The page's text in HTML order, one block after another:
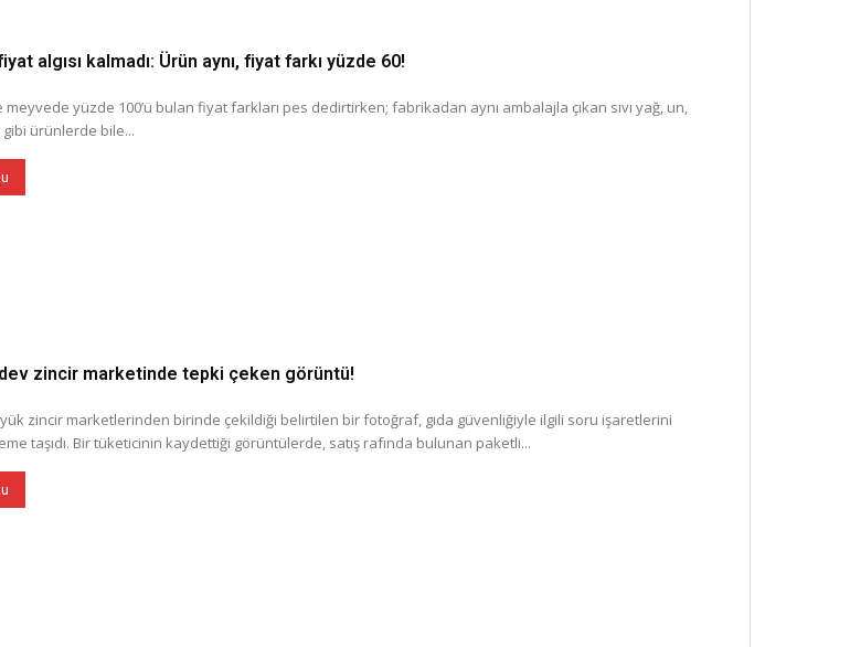
algısı kalmadı: Ürün aynı, fiyat farkı yüzde 60!
yüzde 100’ü bulan fiyat farkları pes dedirtirken; fabrikadan aynı ambalajla çıkan sıvı yağ, un,
ürünlerde bile...
dev zincir marketinde tepki çeken görüntü!
zincir marketlerinden birinde çekildiği belirtilen bir fotoğraf, gıda güvenliğiyle ilgili soru işaretlerini
taşıdı. Bir tüketicinin kaydettiği görüntülerde, satış rafında bulunan paketli...